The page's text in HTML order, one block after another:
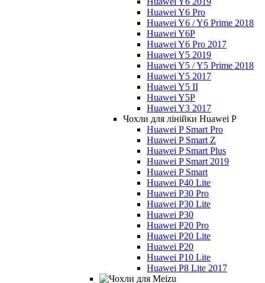
Huawei Y6 Pro
Huawei Y6 / Y6 Prime 2018
Huawei Y6P
Huawei Y6 Pro 2017
Huawei Y5 2019
Huawei Y5 / Y5 Prime 2018
Huawei Y5 2017
Huawei Y5 II
Huawei Y5P
Huawei Y3 2017
Чохли для лінійки Huawei P
Huawei P Smart Pro
Huawei P Smart Z
Huawei P Smart Plus
Huawei P Smart 2019
Huawei P Smart
Huawei P40 Lite
Huawei P30 Pro
Huawei P30 Lite
Huawei P30
Huawei P20 Pro
Huawei P20 Lite
Huawei P20
Huawei P10 Lite
Huawei P8 Lite 2017